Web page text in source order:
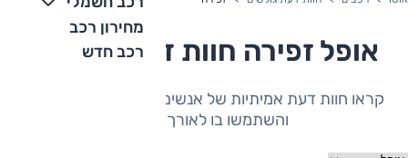
מחירון רכב
רכב חדש
אופל זפירה חוות דעת גולשים
קראו חוות דעת אמיתיות של אנשים שהיה להם את הרכב
והשתמשו בו לאורך תקופה